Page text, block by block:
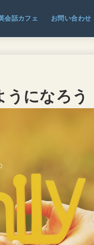
会話カフェ お問い合わせ
うになろう